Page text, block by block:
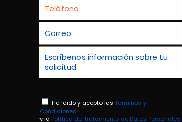
He leído y acepto las Términos y
Condiciones
y la Política de Tratamiento de Datos Personales.